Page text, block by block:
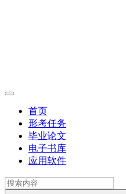
首页
形考任务
毕业论文
电子书库
应用软件